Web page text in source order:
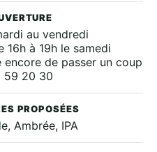
au vendredi
16h à 19h le samedi
encore de passer un coup
59 20 30
PROPOSÉES
Ambrée, IPA